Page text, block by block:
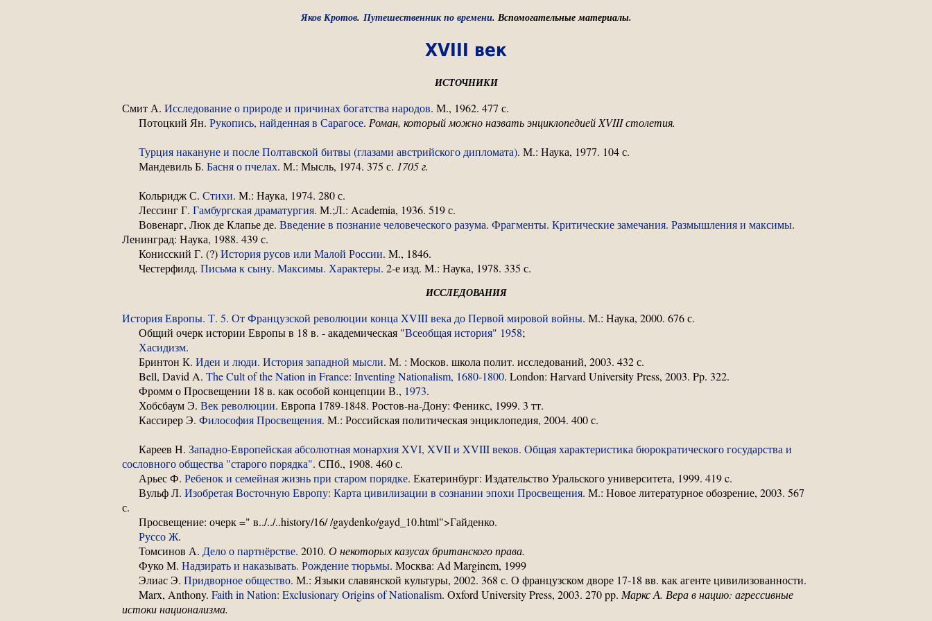
Яков Кротов. Путешественник по времени. Вспомогательные материалы.
XVIII век
ИСТОЧНИКИ
Смит А. Исследование о природе и причинах богатства народов. М., 1962. 477 с.
Потоцкий Ян. Рукопись, найденная в Сарагосе. Роман, который можно назвать энциклопедией XVIII столетия.
Турция накануне и после Полтавской битвы (глазами австрийского дипломата). М.: Наука, 1977. 104 с.
Мандевиль Б. Басня о пчелах. М.: Мысль, 1974. 375 с. 1705 г.
Кольридж С. Стихи. М.: Наука, 1974. 280 с.
Лессинг Г. Гамбургская драматургия. М.;Л.: Academia, 1936. 519 с.
Вовенарг, Люк де Клапье де. Введение в познание человеческого разума. Фрагменты. Критические замечания. Размышления и максимы.
Ленинград: Наука, 1988. 439 с.
Конисский Г. (?)История русов или Малой России. М., 1846.
Честерфилд. Письма к сыну. Максимы. Характеры. 2-е изд. М.: Наука, 1978. 335 с.
ИССЛЕДОВАНИЯ
История Европы. Т. 5. От Французской революции конца XVIII века до Первой мировой войны. М.: Наука, 2000. 676 с.
Общий очерк истории Европы в 18 в. - академическая "Всеобщая история" 1958;
Хасидизм.
Бринтон К. Идеи и люди. История западной мысли. М. : Москов. школа полит. исследований, 2003. 432 с.
Bell, David A. The Cult of the Nation in France: Inventing Nationalism, 1680-1800. London: Harvard University Press, 2003. Pp. 322.
Фромм о Просвещении 18 в. как особой концепции В., 1973.
Хобсбаум Э. Век революции. Европа 1789-1848. Ростов-на-Дону: Феникс, 1999. 3 тт.
Кассирер Э. Философия Просвещения. М.: Российская политическая энциклопедия, 2004. 400 с.
Кареев Н. Западно-Европейская абсолютная монархия XVI, XVII и XVIII веков. Общая характеристика бюрократического государства и
сословного общества "старого порядка". СПб., 1908. 460 с.
Арьес Ф. Ребенок и семейная жизнь при старом порядке. Екатеринбург: Издательство Уральского университета, 1999. 419 c.
Вульф Л. Изобретая Восточную Европу: Карта цивилизации в сознании эпохи Просвещения. М.: Новое литературное обозрение, 2003. 567
с.
Просвещение: очерк =" в../../..history/16/ /gaydenko/gayd_10.html">Гайденко.
Руссо Ж.
Томсинов А. Дело о партнёрстве. 2010. О некоторых казусах британского права.
Фуко М. Надзирать и наказывать. Рождение тюрьмы. Москва: Ad Marginem, 1999
Элиас Э. Придворное общество. М.: Языки славянской культуры, 2002. 368 с. О французском дворе 17-18 вв. как агенте цивилизованности.
Marx, Anthony. Faith in Nation: Exclusionary Origins of Nationalism. Oxford University Press, 2003. 270 pp. Маркс А. Вера в нацию: агрессивные
истоки национализма.